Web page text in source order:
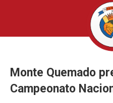
Monte Quemado
Campeonato